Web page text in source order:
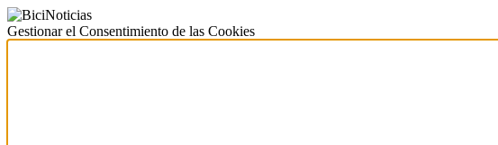
Gestionar el Consentimiento de las Cookies